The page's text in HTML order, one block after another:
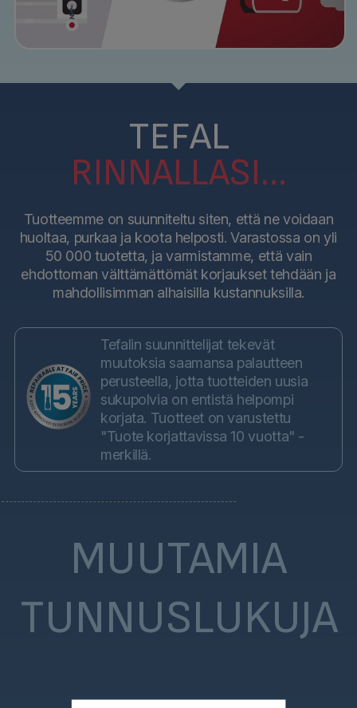
TEFAL
RINNALLASI...
Tuotteemme on suunniteltu siten, että ne voidaan
huoltaa, purkaa ja koota helposti. Varastossa on yli
50 000 tuotetta, ja varmistamme, että vain
ehdottoman välttämättömät korjaukset tehdään ja
mahdollisimman alhaisilla kustannuksilla.
Tefalin suunnittelijat tekevät
muutoksia saamansa palautteen
perusteella, jotta tuotteiden uusia
sukupolvia on entistä helpompi
korjata. Tuotteet on varustettu
"Tuote korjattavissa 10 vuotta" -
merkillä.
MUUTAMIA
TUNNUSLUKUJA